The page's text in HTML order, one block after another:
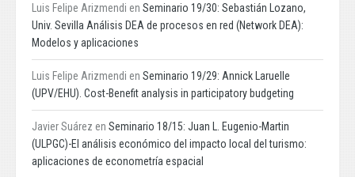
Luis Felipe Arizmendi en Seminario 19/30: Sebastián Lozano,
Univ. Sevilla Análisis DEA de procesos en red (Network DEA):
Modelos y aplicaciones
Luis Felipe Arizmendi en Seminario 19/29: Annick Laruelle
(UPV/EHU). Cost-Benefit analysis in participatory budgeting
Javier Suárez en Seminario 18/15: Juan L. Eugenio-Martin
(ULPGC)-El análisis económico del impacto local del turismo:
aplicaciones de econometría espacial